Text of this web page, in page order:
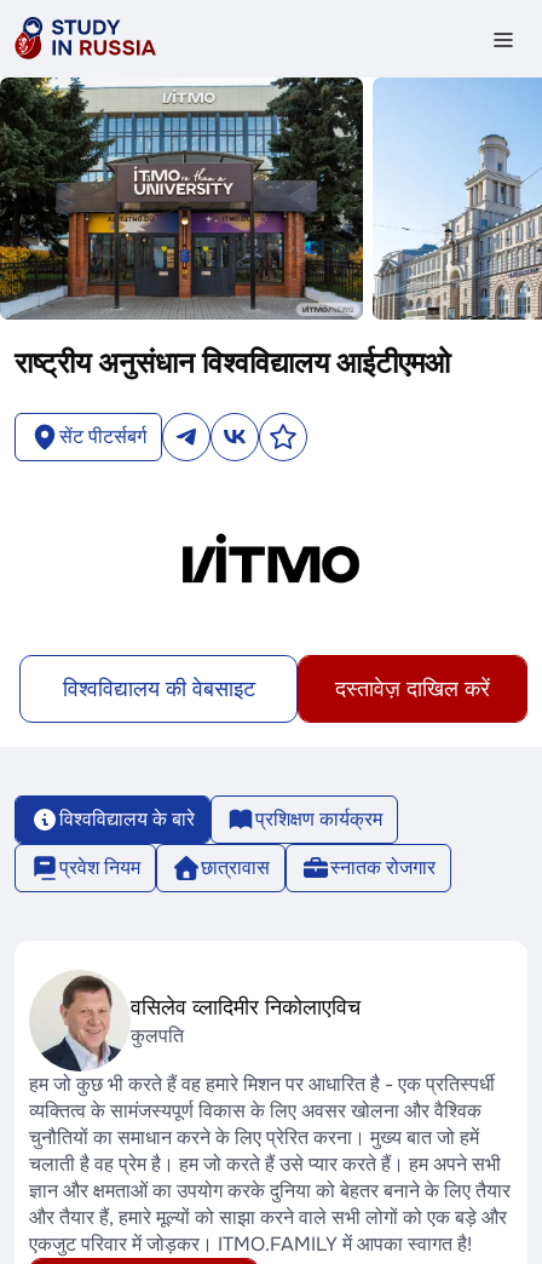
राष्ट्रीय अनुसंधान विश्वविद्यालय आईटीएमओ
सेंट पीटर्सबर्ग
विश्वविद्यालय की वेबसाइट दस्तावेज़ दाखिल करें
विश्वविद्यालय के बारे
प्रशिक्षण कार्यक्रम
प्रवेश नियम
छात्रावास स्नातक रोजगार
वसिलेव व्लादिमीर निकोलाएविच
कुलपति
हम जो कुछ भी करते हैं वह हमारे मिशन पर आधारित है - एक प्रतिस्पर्धी
व्यक्तित्व के सामंजस्यपूर्ण विकास के लिए अवसर खोलना और वैश्विक
चुनौतियों का समाधान करने के लिए प्रेरित करना। मुख्य बात जो हमें
चलाती है वह प्रेम है। हम जो करते हैं उसे प्यार करते हैं। हम अपने सभी
ज्ञान और क्षमताओं का उपयोग करके दुनिया को बेहतर बनाने के लिए तैयार
और तैयार हैं, हमारे मूल्यों को साझा करने वाले सभी लोगों को एक बड़े और
एकजुट परिवार में जोड़कर। ITMO.FAMILY में आपका स्वागत है!